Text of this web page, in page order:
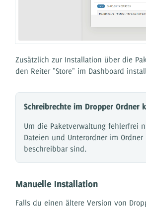
Zusätzlich zur Installation über die
den Reiter "Store" im Dashboard
Schreibrechte im Dropper Ordner
Um die Paketverwaltung fehlerfrei
Dateien und Unterordner im Ordner
beschreibbar sind.
Manuelle Installation
Falls du einen ältere Version von